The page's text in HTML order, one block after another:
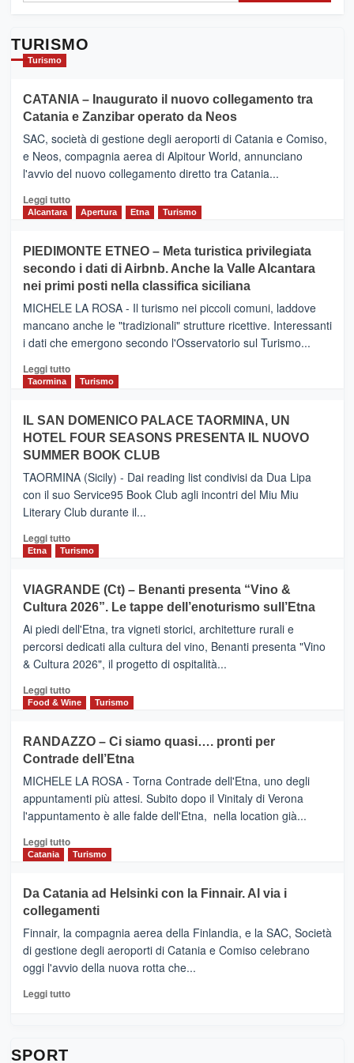
TURISMO
Turismo
CATANIA – Inaugurato il nuovo collegamento tra
Catania e Zanzibar operato da Neos
SAC, società di gestione degli aeroporti di Catania e Comiso,
e Neos, compagnia aerea di Alpitour World, annunciano
l'avvio del nuovo collegamento diretto tra Catania...
Leggi tuttoLeggi
CATANIA
–
Inaugurato
il
nuovo
collegamento
tra
e
Zanzibar
da
Neos
Alcantara Apertura Etna Turismo
PIEDIMONTE ETNEO – Meta turistica privilegiata
secondo i dati di Airbnb. Anche la Valle Alcantara
nei primi posti nella classifica siciliana
MICHELE LA ROSA - Il turismo nei piccoli comuni, laddove
mancano anche le "tradizionali" strutture ricettive. Interessanti
i dati che emergono secondo l'Osservatorio sul Turismo...
Leggi tuttoLeggi
PIEDIMONTE
ETNEO
–
Meta
turistica
privilegiata
secondo
dati
di
Anche
la
Alcantara
nei
primi
nella
classifica
Taormina Turismo
IL SAN DOMENICO PALACE TAORMINA, UN
HOTEL FOUR SEASONS PRESENTA IL NUOVO
SUMMER BOOK CLUB
TAORMINA (Sicily) - Dai reading list condivisi da Dua Lipa
con il suo Service95 Book Club agli incontri del Miu Miu
Literary Club durante il...
Leggi tuttoLeggi
di
IL
SAN
DOMENICO
PALACE
TAORMINA,
UN
HOTEL
FOUR
IL
NUOVO
SUMMER
CLUB
Etna Turismo
VIAGRANDE (Ct) – Benanti presenta “Vino &
Cultura 2026”. Le tappe dell’enoturismo sull’Etna
Ai piedi dell'Etna, tra vigneti storici, architetture rurali e
percorsi dedicati alla cultura del vino, Benanti presenta "Vino
& Cultura 2026", il progetto di ospitalità...
Leggi tuttoLeggi
di
VIAGRANDE
(Ct)
–
Benanti
presenta
“Vino
&
Cultura
tappe
dell’enoturismo
Food & Wine Turismo
RANDAZZO – Ci siamo quasi…. pronti per
Contrade dell’Etna
MICHELE LA ROSA - Torna Contrade dell'Etna, uno degli
appuntamenti più attesi. Subito dopo il Vinitaly di Verona
l'appuntamento è alle falde dell'Etna, nella location già...
Leggi tuttoLeggi
di
RANDAZZO
–
Ci
siamo
quasi….
pronti
per
Catania Turismo
Da Catania ad Helsinki con la Finnair. Al via i
collegamenti
Finnair, la compagnia aerea della Finlandia, e la SAC, Società
di gestione degli aeroporti di Catania e Comiso celebrano
oggi l'avvio della nuova rotta che...
Leggi tuttoLeggi
SPORT